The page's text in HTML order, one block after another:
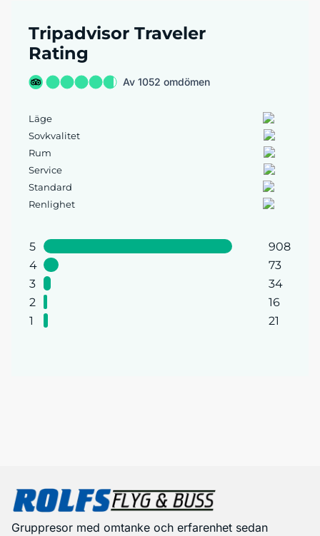
Tripadvisor Traveler
Rating
Av 1052 omdömen
Läge
Sovkvalitet
Rum
Service
Standard
Renlighet
5
908
4
73
3
34
2
16
1
21
Gruppresor med omtanke och erfarenhet sedan